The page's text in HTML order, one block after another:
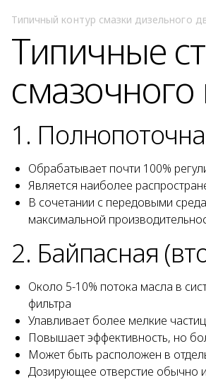
Типичный контур смазки дизельного
Типичные
смазочного
1.
Обрабатывает почти 100%
Является наиболее
В сочетании с передовыми
максимальной
2. Байпасная
Около 5-10% потока масла в
фильтра
Улавливает более мелкие
Повышает эффективность, но
Может быть расположен в
Дозирующее отверстие обычно